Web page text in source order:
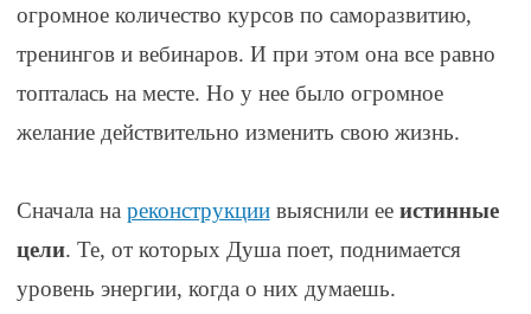
огромное количество курсов по саморазвитию,
тренингов и вебинаров. И при этом она все равно
топталась на месте. Но у нее было огромное
желание действительно изменить свою жизнь.
Сначала на реконструкциивыяснили ее истинные
цели. Те, от которых Душа поет, поднимается
уровень энергии, когда о них думаешь.